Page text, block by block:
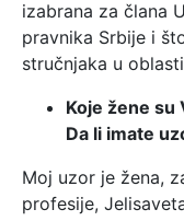
izabrana za člana
pravnika Srbije i
stručnjaka u
Koje žene su
Da li imate
Moj uzor je žena,
profesije,